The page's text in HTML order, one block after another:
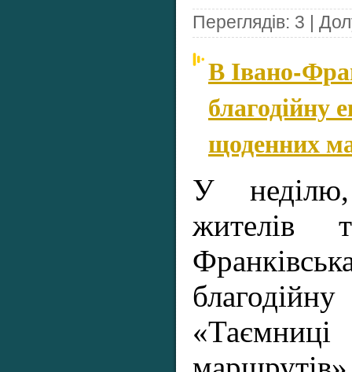
Переглядів: 3 |
В Івано-
благодійну
щоденних
У
жителів